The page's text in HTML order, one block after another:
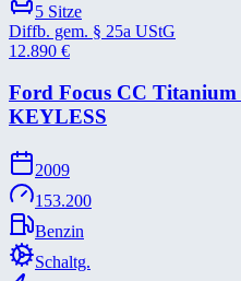
5 Sitze
Diffb. gem. § 25a UStG
12.890 €
Ford Focus CC
KEYLESS
2009
153.200
Benzin
Schaltg.